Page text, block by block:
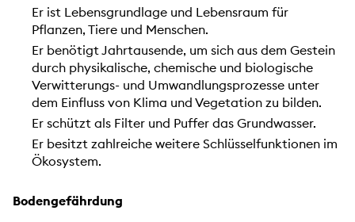
Er ist Lebensgrundlage und Lebensraum für
Pflanzen, Tiere und Menschen.
Er benötigt Jahrtausende, um sich aus dem Gestein
durch physikalische, chemische und biologische
Verwitterungs- und Umwandlungsprozesse unter
dem Einfluss von Klima und Vegetation zu bilden.
Er schützt als Filter und Puffer das Grundwasser.
Er besitzt zahlreiche weitere Schlüsselfunktionen im
Ökosystem.
Bodengefährdung